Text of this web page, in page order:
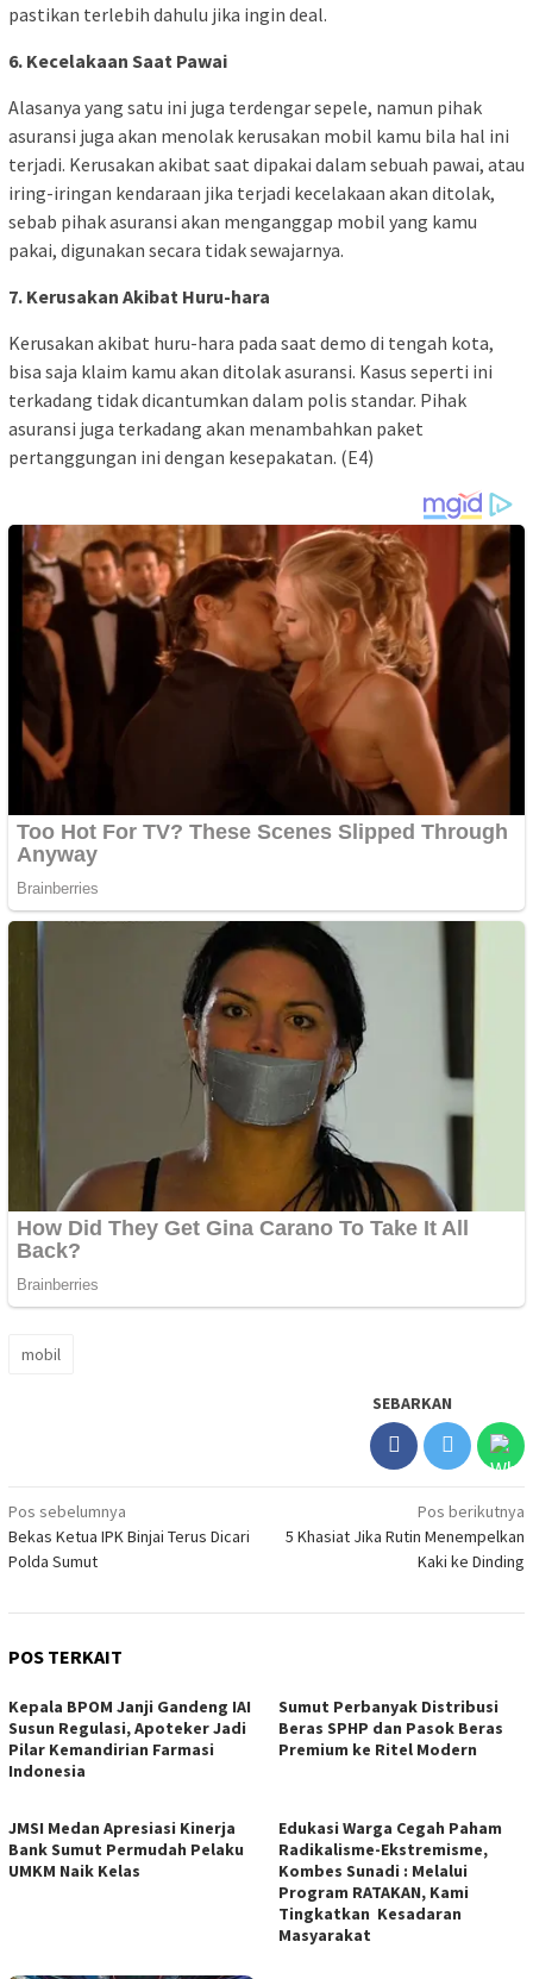
pastikan terlebih dahulu jika ingin deal.
6. Kecelakaan Saat Pawai
Alasanya yang satu ini juga terdengar sepele, namun pihak
asuransi juga akan menolak kerusakan mobil kamu bila hal ini
terjadi. Kerusakan akibat saat dipakai dalam sebuah pawai, atau
iring-iringan kendaraan jika terjadi kecelakaan akan ditolak,
sebab pihak asuransi akan menganggap mobil yang kamu
pakai, digunakan secara tidak sewajarnya.
7. Kerusakan Akibat Huru-hara
Kerusakan akibat huru-hara pada saat demo di tengah kota,
bisa saja klaim kamu akan ditolak asuransi. Kasus seperti ini
terkadang tidak dicantumkan dalam polis standar. Pihak
asuransi juga terkadang akan menambahkan paket
pertanggungan ini dengan kesepakatan. (E4)
mobil
SEBARKAN
Navigasi
pos
Pos sebelumnya
Bekas Ketua IPK Binjai Terus Dicari
Polda Sumut
Pos berikutnya
5 Khasiat Jika Rutin Menempelkan
Kaki ke Dinding
POS TERKAIT
Kepala BPOM Janji Gandeng IAI
Susun Regulasi, Apoteker Jadi
Pilar Kemandirian Farmasi
Indonesia
Sumut Perbanyak Distribusi
Beras SPHP dan Pasok Beras
Premium ke Ritel Modern
JMSI Medan Apresiasi Kinerja
Bank Sumut Permudah Pelaku
UMKM Naik Kelas
Edukasi Warga Cegah Paham
Radikalisme-Ekstremisme,
Kombes Sunadi : Melalui
Program RATAKAN, Kami
Tingkatkan Kesadaran
Masyarakat